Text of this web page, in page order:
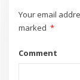
Your email
marked *
Comment